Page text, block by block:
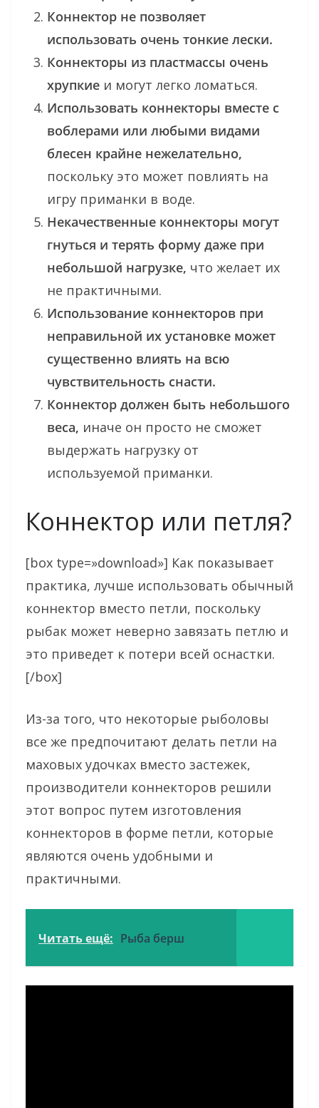
Коннектор не позволяет
использовать очень тонкие лески.
Коннекторы из пластмассы очень
хрупкие и могут легко ломаться.
Использовать коннекторы вместе с
воблерами или любыми видами
блесен крайне нежелательно,
поскольку это может повлиять на
игру приманки в воде.
Некачественные коннекторы могут
гнуться и терять форму даже при
небольшой нагрузке, что желает их
не практичными.
Использование коннекторов при
неправильной их установке может
существенно влиять на всю
чувствительность снасти.
Коннектор должен быть небольшого
веса, иначе он просто не сможет
выдержать нагрузку от
используемой приманки.
Коннектор или петля?
[box type=»download»] Как показывает
практика, лучше использовать обычный
коннектор вместо петли, поскольку
рыбак может неверно завязать петлю и
это приведет к потери всей оснастки.
[/box]
Из-за того, что некоторые рыболовы
все же предпочитают делать петли на
маховых удочках вместо застежек,
производители коннекторов решили
этот вопрос путем изготовления
коннекторов в форме петли, которые
являются очень удобными и
практичными.
Читать ещё: Рыба берш